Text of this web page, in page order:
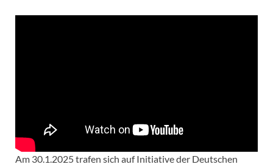
Am 30.1.2025 trafen sich auf Initiative der Deutschen